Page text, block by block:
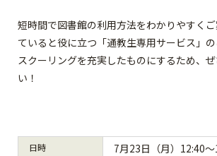
短時間で図書館の利用方法をわかりやすく
ていると役に立つ「通教生専用サービス」の
スクーリングを充実したものにするため、
い！
日時
7月23日（月）12:40